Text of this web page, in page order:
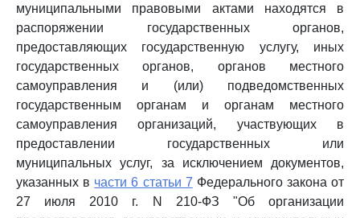
муниципальными правовыми актами находятся в
распоряжении государственных органов,
предоставляющих государственную услугу, иных
государственных органов, органов местного
самоуправления и (или) подведомственных
государственным органам и органам местного
самоуправления организаций, участвующих в
предоставлении государственных или
муниципальных услуг, за исключением документов,
указанных в части 6 статьи 7 Федерального закона от
27 июля 2010 г. N 210-ФЗ "Об организации